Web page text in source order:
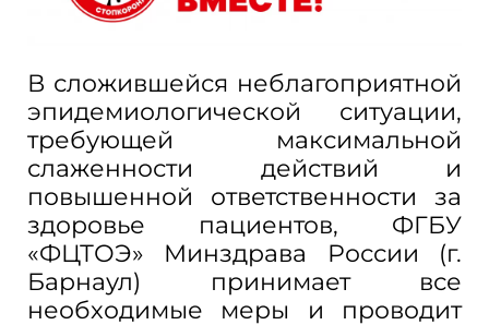
В сложившейся неблагоприятной
эпидемиологической ситуации,
требующей максимальной
слаженности действий и
повышенной ответственности за
здоровье пациентов, ФГБУ
«ФЦТОЭ» Минздрава России (г.
Барнаул) принимает все
необходимые меры и проводит